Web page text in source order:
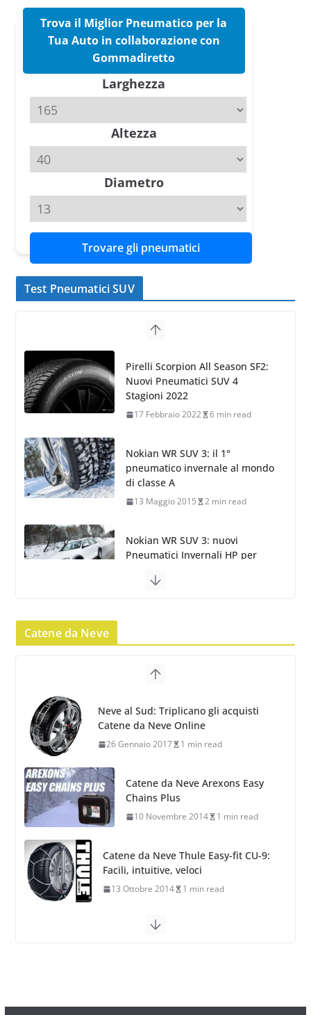
Pirelli Cinturato 2026: due
vittorie nei test europei
confermano il salto tecnico del
16 Marzo 2026
Pirelli P Zero Trofeo RS: per
Tyre Reviews è la gomma semi-
20 Aprile 2026 4 min read
Trova il Miglior Pneumatico per la
Tua Auto in collaborazione con
Gommadiretto
Larghezza
Altezza
Diametro
Trovare gli pneumatici
Test Pneumatici SUV
Pirelli Scorpion All Season SF2:
Nuovi Pneumatici SUV 4
Stagioni 2022
17 Febbraio 2022 6 min read
Nokian WR SUV 3: il 1°
pneumatico invernale al mondo
di classe A
13 Maggio 2015 2 min read
Nokian WR SUV 3: nuovi
Pneumatici Invernali HP per
23 Aprile 2013
Yokohama Geolandar G073: nuovi
22 Novembre 2012
Pirelli Scorpion Winter 2: Nuovi
Pneumatici Invernali SUV 2022
Catene da Neve
Neve al Sud: Triplicano gli acquisti
Catene da Neve Online
26 Gennaio 2017 1 min read
Catene da Neve Arexons Easy
Chains Plus
10 Novembre 2014 1 min read
Catene da Neve Thule Easy-fit CU-9:
Facili, intuitive, veloci
13 Ottobre 2014 1 min read
Calze da Neve Arexocks by